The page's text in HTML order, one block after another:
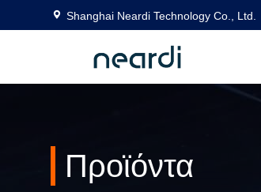
Shanghai Neardi Technology Co., Ltd.
Προϊόντα